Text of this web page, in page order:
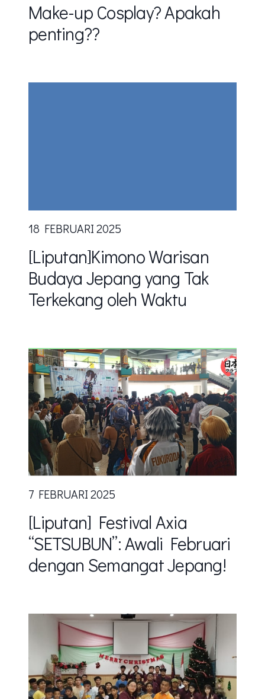
Make-up Cosplay? Apakah
penting??
18 FEBRUARI 2025
[Liputan]Kimono Warisan
Budaya Jepang yang Tak
Terkekang oleh Waktu
7 FEBRUARI 2025
[Liputan] Festival Axia
“SETSUBUN”: Awali Februari
dengan Semangat Jepang!